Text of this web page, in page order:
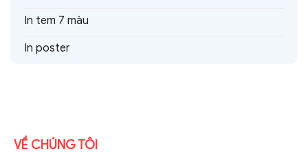
In tem 7 màu
In poster
VỀ CHÚNG TÔI